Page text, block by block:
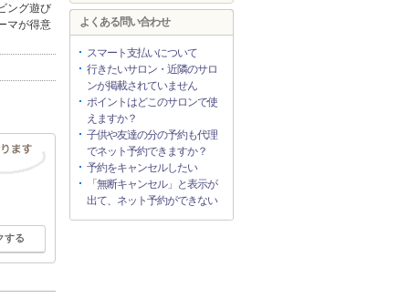
ング遊び
マが得意
する
よくある問い合わせ
スマート支払いについて
行きたいサロン・近隣のサロ
ンが掲載されていません
ポイントはどこのサロンで使
えますか？
子供や友達の分の予約も代理
でネット予約できますか？
予約をキャンセルしたい
「無断キャンセル」と表示が
出て、ネット予約ができない